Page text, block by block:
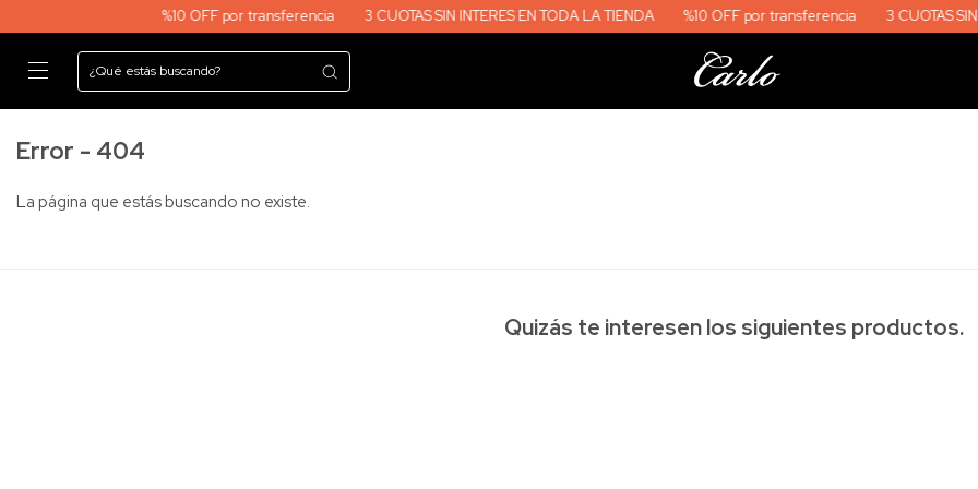
%10 OFF por transferencia 3 CUOTAS SIN INTERES EN TODA LA TIENDA %10 OFF por transferencia 3 CUOTAS SIN INTERES EN
Error - 404
La página que estás buscando no existe.
Quizás te interesen los siguientes productos.